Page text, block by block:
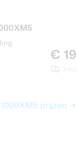
€
prijzen